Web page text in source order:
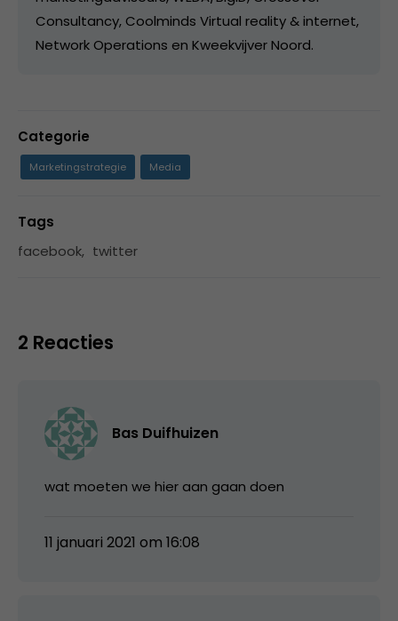
Consultancy, Coolminds Virtual reality & internet,
Network Operations en Kweekvijver Noord.
Categorie
Marketingstrategie Media
Tags
facebook, twitter
2 Reacties
Bas Duifhuizen
wat moeten we hier aan gaan doen
11 januari 2021 om 16:08